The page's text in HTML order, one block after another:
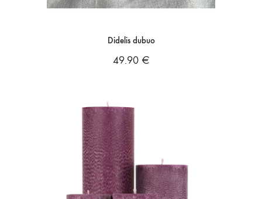
Didelis dubuo
49.90 €